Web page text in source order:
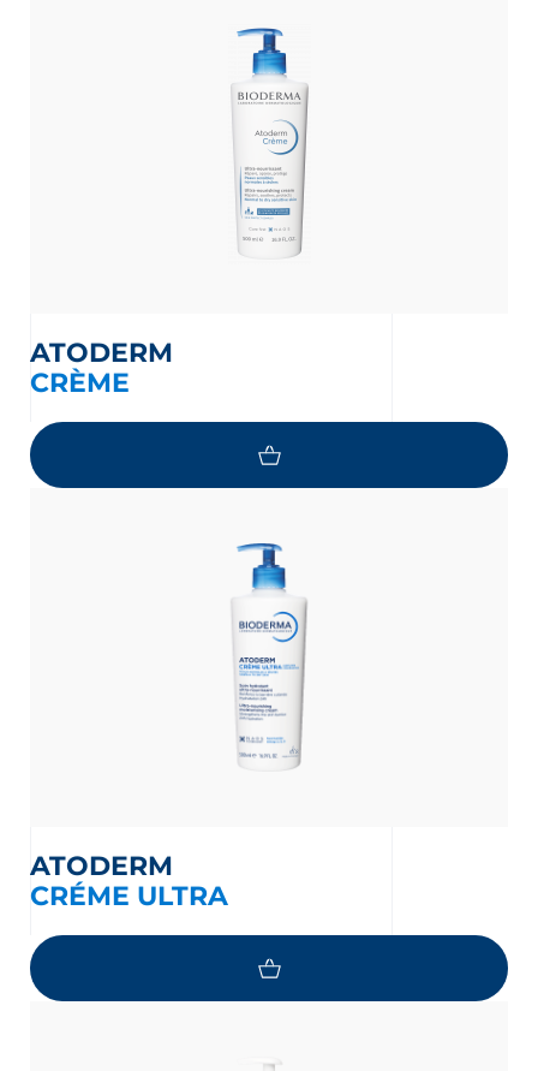
ATODERM
CRÈME
ATODERM
CRÉME ULTRA